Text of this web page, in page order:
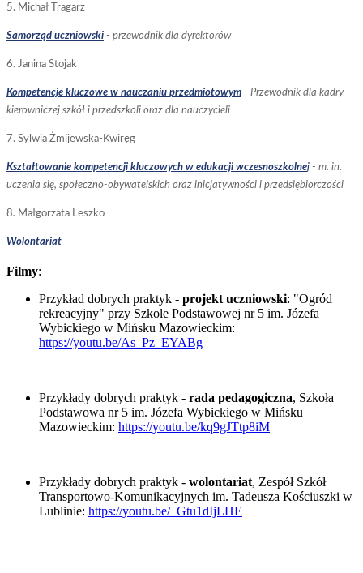
5. Michał Tragarz
Samorząd uczniowski - przewodnik dla dyrektorów
6. Janina Stojak
Kompetencje kluczowe w nauczaniu przedmiotowym - Przewodnik dla kadry
kierowniczej szkół i przedszkoli oraz dla nauczycieli
7. Sylwia Żmijewska-Kwiręg
Kształtowanie kompetencji kluczowych w edukacji wczesnoszkolnej - m. in.
uczenia się, społeczno-obywatelskich oraz inicjatywności i przedsiębiorczości
8. Małgorzata Leszko
Wolontariat
Filmy:
Przykład dobrych praktyk - projekt uczniowski: "Ogród
rekreacyjny" przy Szkole Podstawowej nr 5 im. Józefa
Wybickiego w Mińsku Mazowieckim:
https://youtu.be/As_Pz_EYABg
Przykłady dobrych praktyk - rada pedagogiczna, Szkoła
Podstawowa nr 5 im. Józefa Wybickiego w Mińsku
Mazowieckim: https://youtu.be/kq9gJTtp8iM
Przykłady dobrych praktyk - wolontariat, Zespół Szkół
Transportowo-Komunikacyjnych im. Tadeusza Kościuszki w
Lublinie: https://youtu.be/_Gtu1dIjLHE